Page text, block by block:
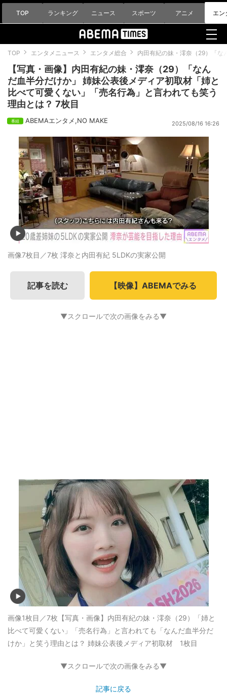
TOP ランキング ニュース スポーツ アニメ エン
TOP エンタメニュース エンタメ総合 内田有紀の妹・澪奈（29）「な
【写真・画像】内田有紀の妹・澪奈（29）「なん
だ血半分だけか」 姉妹公表後メディア初取材「姉と
比べて可愛くない」「売名行為」と言われても笑う
理由とは？ 7枚目
ABEMAエンタメ,NO MAKE 2025/08/16 16:26
画像7枚目／7枚 澪奈と内田有紀 5LDKの実家公開
記事を読む 【映像】ABEMAでみる
▼スクロールで次の画像をみる▼
画像1枚目／7枚 【写真・画像】内田有紀の妹・澪奈（29）「姉と
比べて可愛くない」「売名行為」と言われても「なんだ血半分だ
けか」と笑う理由とは？ 姉妹公表後メディア初取材 1枚目
▼スクロールで次の画像をみる▼
記事に戻る